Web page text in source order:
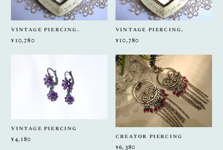
vintage piercing.
¥10,780
vintage piercing.
¥10,780
vintage piercing
¥4,180
creator piercing
¥6,380